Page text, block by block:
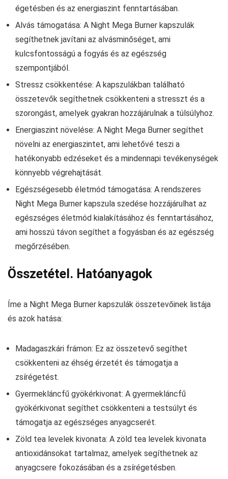
égetésben és az energiaszint fenntartásában.
Alvás támogatása: A Night Mega Burner kapszulák
segíthetnek javítani az alvásminőséget, ami
kulcsfontosságú a fogyás és az egészség
szempontjából.
Stressz csökkentése: A kapszulákban található
összetevők segíthetnek csökkenteni a stresszt és a
szorongást, amelyek gyakran hozzájárulnak a túlsúlyhoz.
Energiaszint növelése: A Night Mega Burner segíthet
növelni az energiaszintet, ami lehetővé teszi a
hatékonyabb edzéseket és a mindennapi tevékenységek
könnyebb végrehajtását.
Egészségesebb életmód támogatása: A rendszeres
Night Mega Burner kapszula szedése hozzájárulhat az
egészséges életmód kialakításához és fenntartásához,
ami hosszú távon segíthet a fogyásban és az egészség
megőrzésében.
Összetétel. Hatóanyagok
Íme a Night Mega Burner kapszulák összetevőinek listája
és azok hatása:
Madagaszkári frámon: Ez az összetevő segíthet
csökkenteni az éhség érzetét és támogatja a
zsírégetést.
Gyermekláncfű gyökérkivonat: A gyermekláncfű
gyökérkivonat segíthet csökkenteni a testsúlyt és
támogatja az egészséges anyagcserét.
Zöld tea levelek kivonata: A zöld tea levelek kivonata
antioxidánsokat tartalmaz, amelyek segíthetnek az
anyagcsere fokozásában és a zsírégetésben.